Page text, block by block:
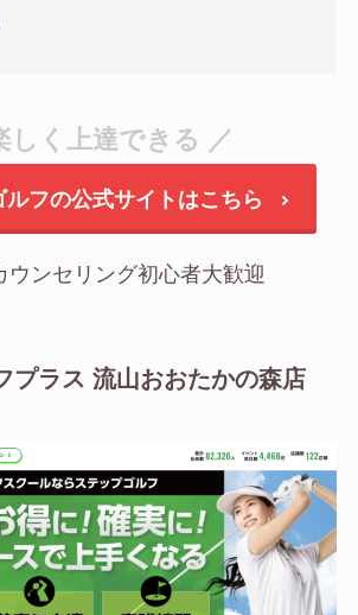
しく上達できる ／
ルフの公式サイトはこちら
ウンセリング初心者大歓迎
プラス 流山おおたかの森店